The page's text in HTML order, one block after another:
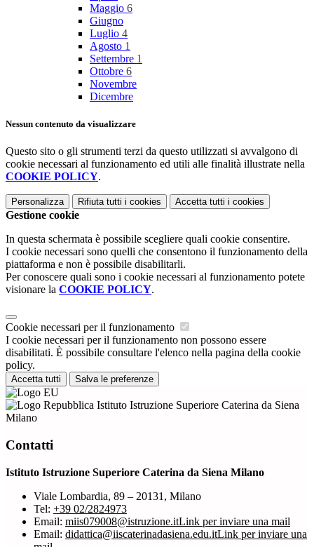
Maggio 6
Giugno
Luglio 4
Agosto 1
Settembre 1
Ottobre 6
Novembre
Dicembre
Nessun contenuto da visualizzare
Questo sito o gli strumenti terzi da questo utilizzati si avvalgono di
cookie necessari al funzionamento ed utili alle finalità illustrate nella
COOKIE POLICY.
Personalizza Rifiuta tutti i cookies Accetta tutti i cookies
Gestione cookie
In questa schermata è possibile scegliere quali cookie consentire.
I cookie necessari sono quelli che consentono il funzionamento della
piattaforma e non è possibile disabilitarli.
Per conoscere quali sono i cookie necessari al funzionamento potete
visionare la COOKIE POLICY.
Cookie necessari per il funzionamento
I cookie necessari per il funzionamento non possono essere
disabilitati. È possibile consultare l'elenco nella pagina della cookie
policy.
Accetta tutti Salva le preferenze
Istituto Istruzione Superiore Caterina da Siena
Milano
Contatti
Istituto Istruzione Superiore Caterina da Siena Milano
Viale Lombardia, 89 – 20131, Milano
Tel: +39 02/2824973
Email: miis079008@istruzione.itLink per inviare una mail
Email: didattica@iiscaterinadasiena.edu.itLink per inviare una